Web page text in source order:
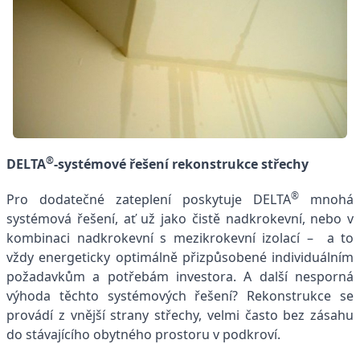
DELTA®-systémové řešení rekonstrukce střechy
Pro dodatečné zateplení poskytuje DELTA®
mnohá
systémová řešení, ať už jako čistě nadkrokevní, nebo v
kombinaci nadkrokevní s mezikrokevní izolací – a to
vždy energeticky optimálně přizpůsobené individuálním
požadavkům a potřebám investora. A další nesporná
výhoda těchto systémových řešení? Rekonstrukce se
provádí z vnější strany střechy, velmi často bez zásahu
do stávajícího obytného prostoru v podkroví.